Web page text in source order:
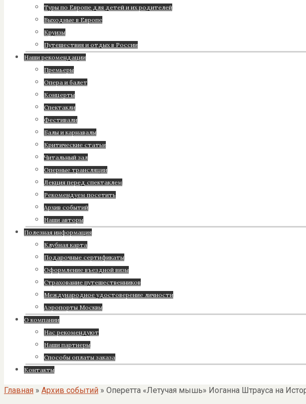
Туры по Европе для детей и их родителей
Выходные в Европе
Круизы
Путешествия и отдых в России
Наши рекомендации
Премьеры
Опера и балет
Концерты
Спектакли
Фестивали
Балы и карнавалы
Критические статьи
Читальный зал
Оперные трансляции
Лекция перед спектаклем
Рекомендуем посетить
Архив событий
Наши авторы
Полезная информация
Клубная карта
Подарочные сертификаты
Оформление въездной визы
Страхование путешественников
Международное удостоверение личности
Аэропорты Москвы
О компании
Нас рекомендуют
Наши партнеры
Cпособы оплаты заказа
Контакты
Главная » Архив событий » Оперетта «Летучая мышь» Иоганна Штрауса на